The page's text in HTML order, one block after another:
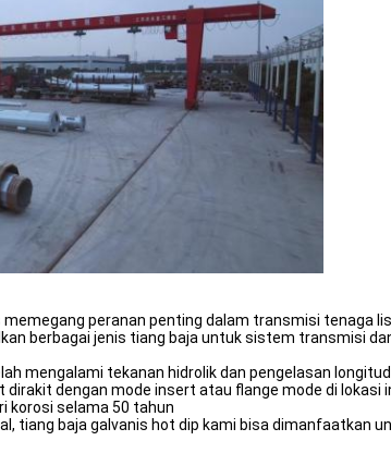
memegang peranan penting dalam transmisi
berbagai jenis tiang baja untuk sistem transmisi
mengalami tekanan hidrolik dan pengelasan
dengan mode insert atau flange mode di lokasi
korosi selama 50 tahun
tiang baja galvanis hot dip kami bisa dimanfaatkan